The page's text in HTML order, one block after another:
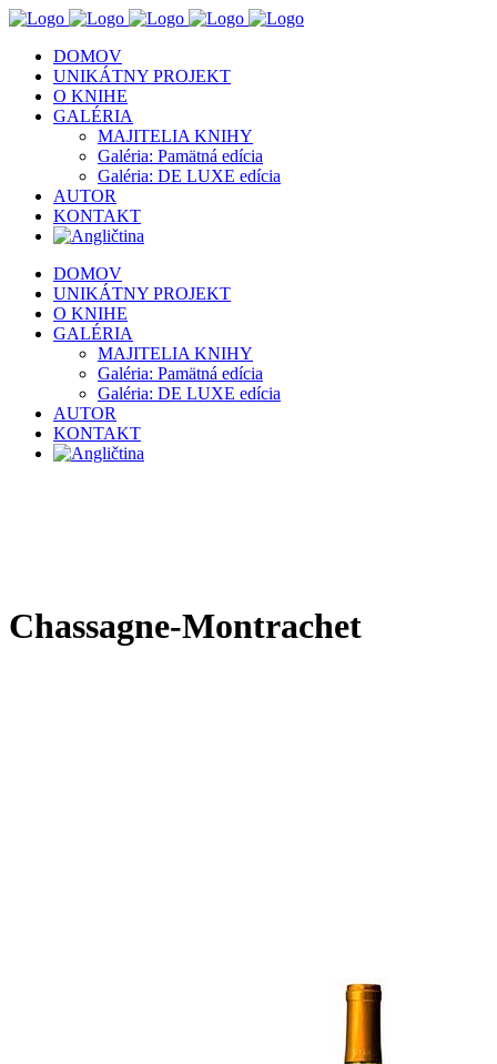
DOMOV
UNIKÁTNY PROJEKT
O KNIHE
GALÉRIA
MAJITELIA KNIHY
Galéria: Pamätná edícia
Galéria: DE LUXE edícia
AUTOR
KONTAKT
DOMOV
UNIKÁTNY PROJEKT
O KNIHE
GALÉRIA
MAJITELIA KNIHY
Galéria: Pamätná edícia
Galéria: DE LUXE edícia
AUTOR
KONTAKT
Chassagne-Montrachet